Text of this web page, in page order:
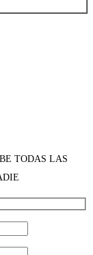
TODAS LAS